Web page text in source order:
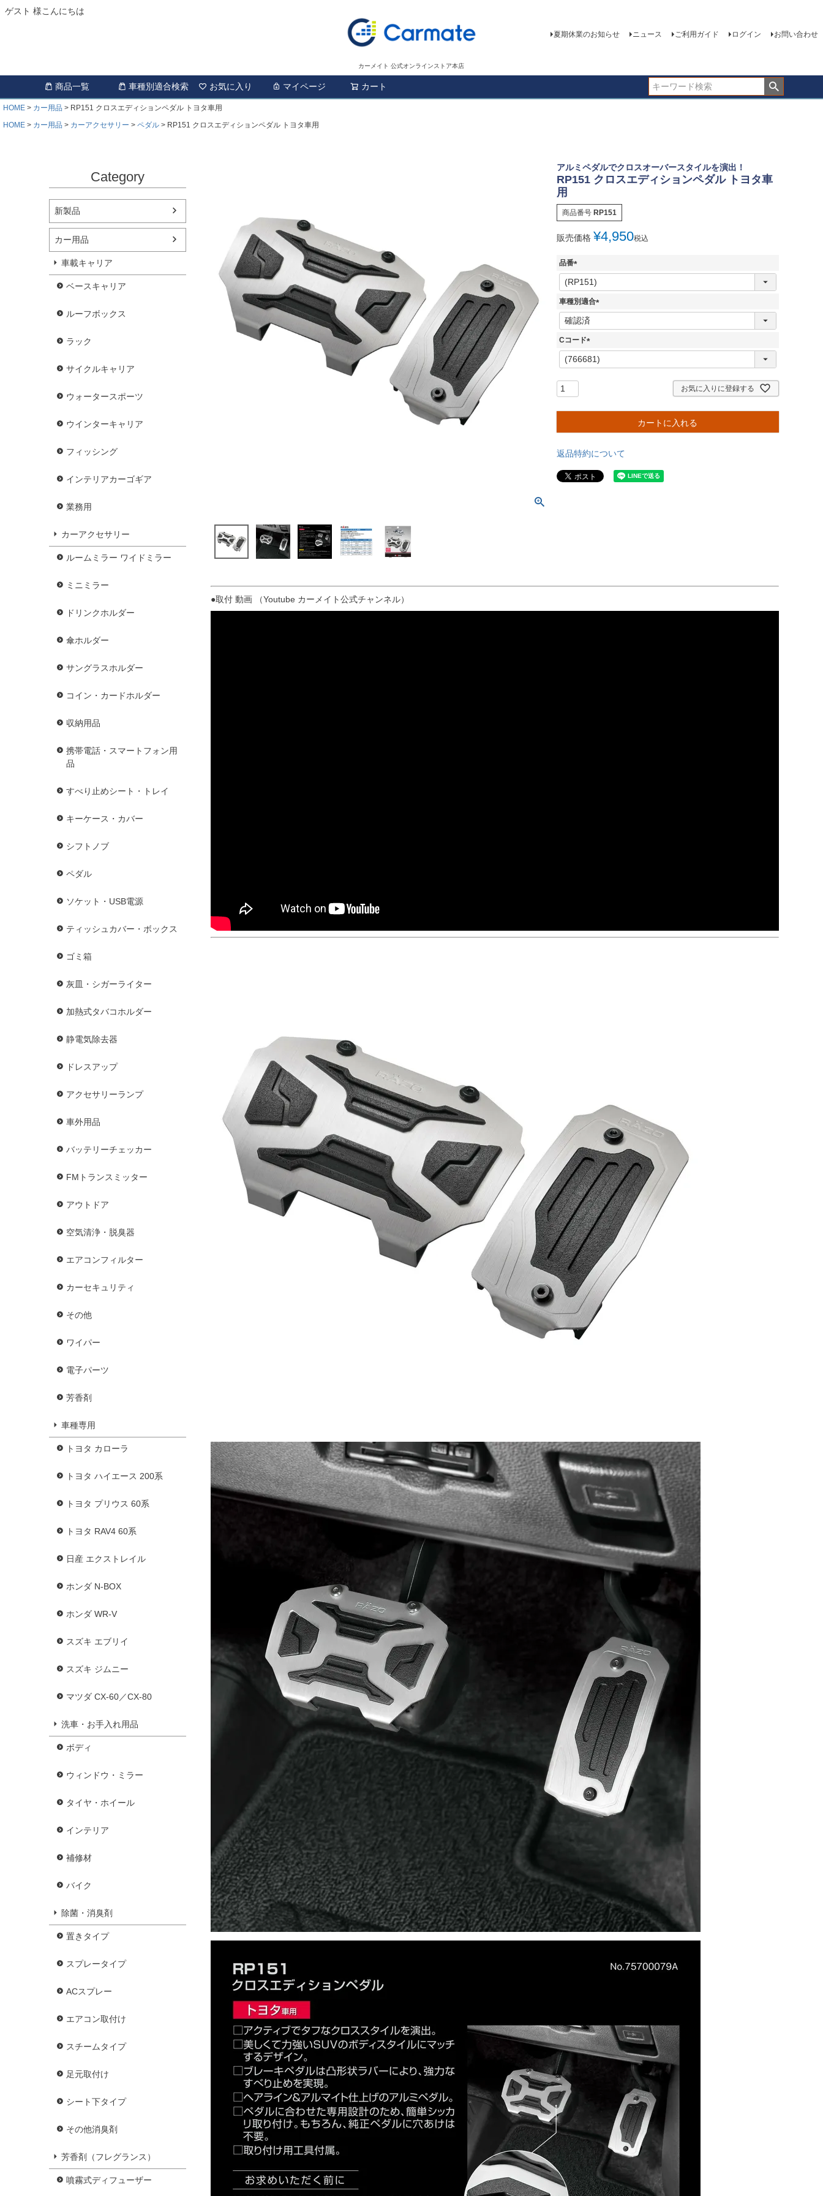
ゲスト 様こんにちは
カーメイト 公式オンラインストア本店
夏期休業のお知らせ ニュース ご利用ガイド ログイン お問い合わせ
商品一覧 車種別適合検索 お気に入り マイページ カート
HOME カー用品
RP151 クロスエディションペダル トヨタ車用
HOME
カー用品 カーアクセサリー ペダル RP151 クロスエディションペダル トヨタ車用
Category
新製品
カー用品
車載キャリア
ベースキャリア
ルーフボックス
ラック
サイクルキャリア
ウォータースポーツ
ウインターキャリア
フィッシング
インテリアカーゴギア
業務用
カーアクセサリー
ルームミラー ワイドミラー
ミニミラー
ドリンクホルダー
傘ホルダー
サングラスホルダー
コイン・カードホルダー
収納用品
携帯電話・スマートフォン用
品
すべり止めシート・トレイ
キーケース・カバー
シフトノブ
ペダル
ソケット・USB電源
ティッシュカバー・ボックス
ゴミ箱
灰皿・シガーライター
加熱式タバコホルダー
静電気除去器
ドレスアップ
アクセサリーランプ
車外用品
バッテリーチェッカー
FMトランスミッター
アウトドア
空気清浄・脱臭器
エアコンフィルター
カーセキュリティ
その他
ワイパー
電子パーツ
芳香剤
車種専用
トヨタ カローラ
トヨタ ハイエース 200系
トヨタ プリウス 60系
トヨタ RAV4 60系
日産 エクストレイル
ホンダ N-BOX
ホンダ WR-V
スズキ エブリイ
スズキ ジムニー
マツダ CX-60／CX-80
洗車・お手入れ用品
ボディ
ウィンドウ・ミラー
タイヤ・ホイール
インテリア
補修材
バイク
除菌・消臭剤
置きタイプ
スプレータイプ
ACスプレー
エアコン取付け
スチームタイプ
足元取付け
シート下タイプ
その他消臭剤
芳香剤（フレグランス）
噴霧式ディフューザー
アルミペダルでクロスオーバースタイルを演出！
RP151 クロスエディションペダル トヨタ車
用
商品番号 RP151
販売価格 ¥4,950税込
品番
(
必
須
車種別適合
(
Cコード
(
必
お気に入りに登録する
カートに入れる
返品特約について
●取付 動画 （Youtube カーメイト公式チャンネル）